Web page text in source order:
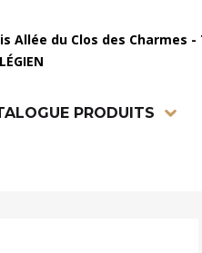
Allée du Clos des Charmes -
PRODUITS